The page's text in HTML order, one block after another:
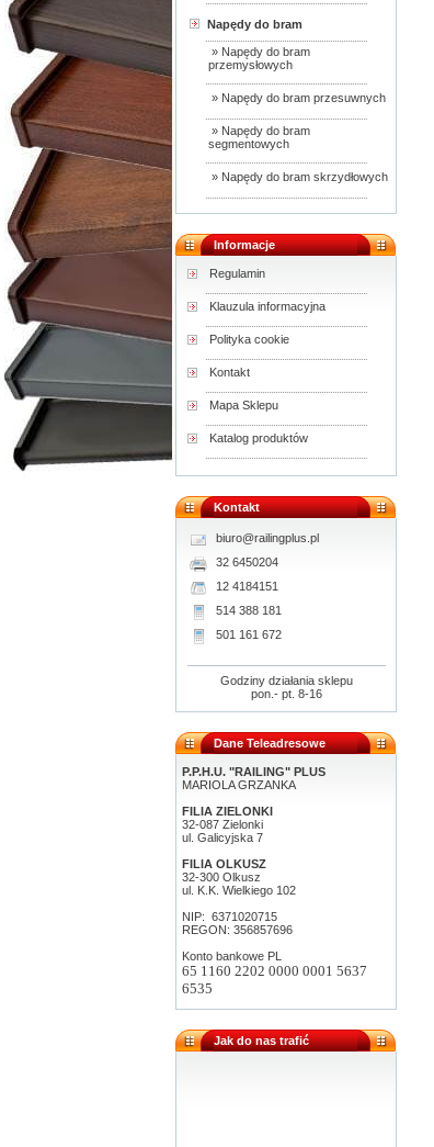
Napędy do bram
» Napędy do bram
przemysłowych
» Napędy do bram przesuwnych
» Napędy do bram
segmentowych
» Napędy do bram skrzydłowych
Informacje
Regulamin
Klauzula informacyjna
Polityka cookie
Kontakt
Mapa Sklepu
Katalog produktów
Kontakt
biuro@railingplus.pl
32 6450204
12 4184151
514 388 181
501 161 672
Godziny działania sklepu
pon.- pt. 8-16
Dane Teleadresowe
P.P.H.U. "RAILING" PLUS
MARIOLA GRZANKA
FILIA ZIELONKI
32-087 Zielonki
ul. Galicyjska 7
FILIA OLKUSZ
32-300 Olkusz
ul. K.K. Wielkiego 102
NIP: 6371020715
REGON: 356857696
Konto bankowe PL
65 1160 2202 0000 0001 5637
6535
Jak do nas trafić